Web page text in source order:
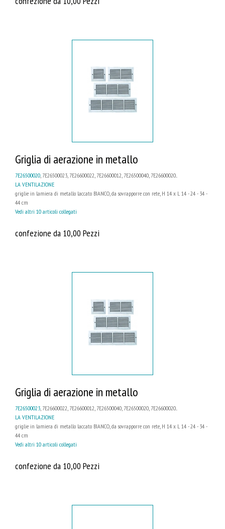
Griglia di aerazione in metallo
7E26500020, 7E26500023, 7E26600022, 7E26600012, 7E26500040, 7E26600020...
LA VENTILAZIONE
griglie in lamiera di metallo laccato BIANCO, da sovrapporre con rete, H 14 x L 14 - 24 - 34 -
44 cm
Vedi altri 10 articoli collegati
confezione da 10,00 Pezzi
Griglia di aerazione in metallo
7E26500023 , 7E26600022, 7E26600012, 7E26500040, 7E26500020, 7E26600020...
LA VENTILAZIONE
griglie in lamiera di metallo laccato BIANCO, da sovrapporre con rete, H 14 x L 14 - 24 - 34 -
44 cm
Vedi altri 10 articoli collegati
confezione da 10,00 Pezzi